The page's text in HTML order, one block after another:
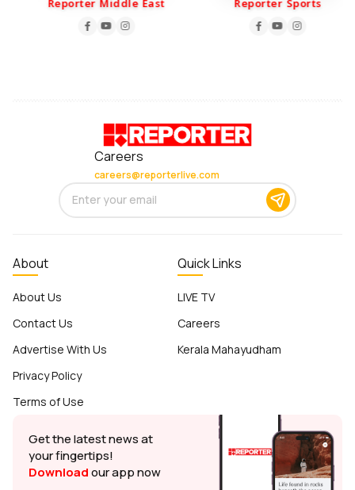
Reporter Middle East Reporter Sports
Careers
careers@reporterlive.com
About
About Us
Contact Us
Advertise With Us
Privacy Policy
Terms of Use
Quick Links
LIVE TV
Careers
Kerala Mahayudham
Get the latest news at
your fingertips!
Downloadour app now